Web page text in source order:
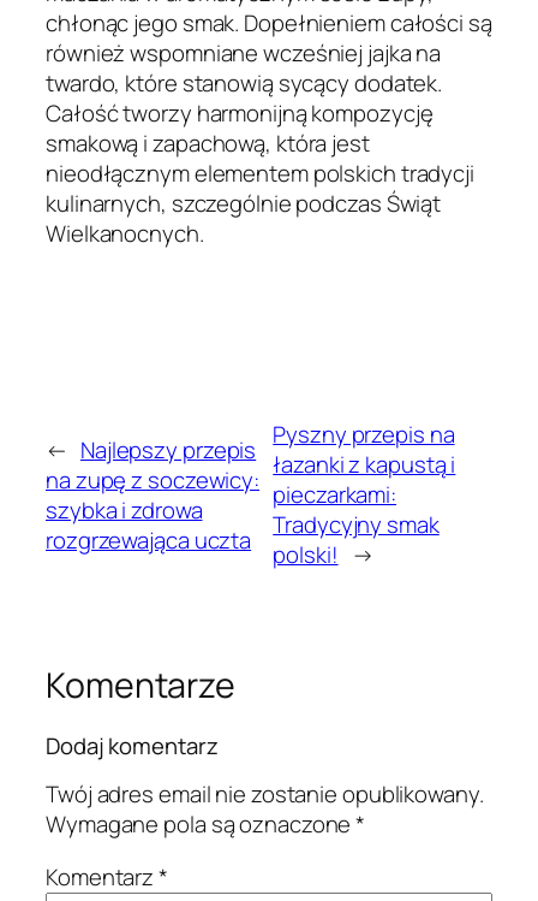
chłonąc jego smak. Dopełnieniem całości są
również wspomniane wcześniej jajka na
twardo, które stanowią sycący dodatek.
Całość tworzy harmonijną kompozycję
smakową i zapachową, która jest
nieodłącznym elementem polskich tradycji
kulinarnych, szczególnie podczas Świąt
Wielkanocnych.
← Najlepszy przepis
na zupę z soczewicy:
szybka i zdrowa
rozgrzewająca uczta
Pyszny przepis na
łazanki z kapustą i
pieczarkami:
Tradycyjny smak
polski! →
Komentarze
Dodaj komentarz
Twój adres email nie zostanie opublikowany.
Wymagane pola są oznaczone*
Komentarz*